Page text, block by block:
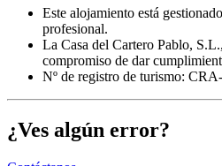
Este alojamiento está
profesional.
La Casa del Cartero Pablo,
compromiso de dar
Nº de registro de turismo:
¿Ves algún error?